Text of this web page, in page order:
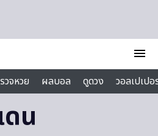
menu
วจหวย ผลบอล ดูดวง
วอลเปเป
น